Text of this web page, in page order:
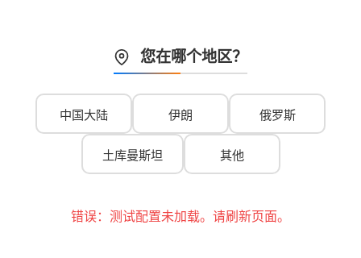
您在哪个地区？
中国大陆 伊朗 俄罗斯
土库曼斯坦 其他
错误：测试配置未加载。请刷新页面。